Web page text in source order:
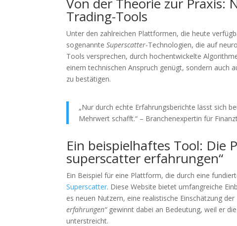
Trading-Tools
Unter den zahlreichen Plattformen, die heute
sogenannteSuperscatter-Technologien, die auf
Tools versprechen, durch hochentwickelte
einem technischen Anspruch genügt, sondern auch
zu bestätigen.
„Nur durch echte Erfahrungsberichte lässt sich
Mehrwert schafft.“ – Branchenexpertin für
Ein beispielhaftes Tool: Die
superscatter erfahrungen“
Ein Beispiel für eine Plattform, die durch eine
Superscatter. Diese Website bietet umfangreiche
es neuen Nutzern, eine realistische Einschätzung
erfahrungen“gewinnt dabei an Bedeutung, weil er
unterstreicht.